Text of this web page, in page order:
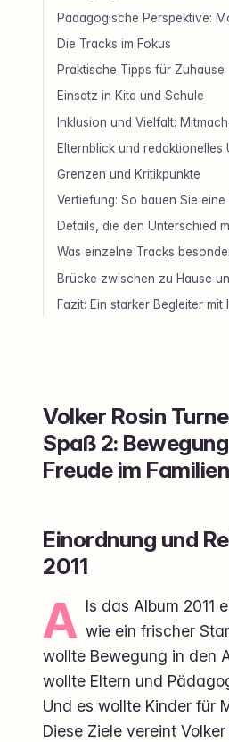
Pädagogische Perspektive:
Die Tracks im Fokus
Praktische Tipps für Zuhause
Einsatz in Kita und Schule
Inklusion und Vielfalt:
Elternblick und redaktionelles
Grenzen und Kritikpunkte
Vertiefung: So bauen Sie
Details, die den Unterschied
Was einzelne Tracks
Brücke zwischen zu Hause
Fazit: Ein starker Begleiter mit
Volker Rosin
Spaß 2:
Freude im
Einordnung und
2011
A ls das Album 2011
wie ein frischer
wollte Bewegung in den
wollte Eltern und
Und es wollte Kinder für
Diese Ziele vereint